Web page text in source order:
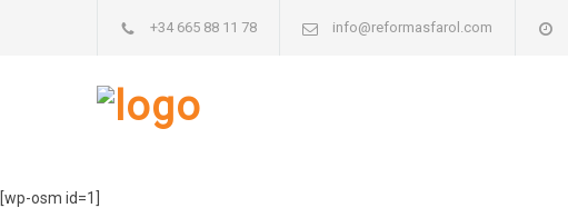
+34 665 88 11 78 info@reformasfarol.com
[wp-osm id=1]